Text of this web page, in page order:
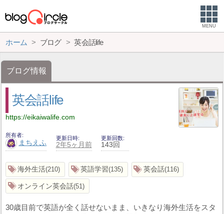
MENU
ホーム ブログ 英会話life
ブログ情報
英会話life
https://eikaiwalife.com
所有者
まちえふ
更新日時
2年5ヶ月前
更新回数
143回
海外生活 210 英語学習 135 英会話 116
オンライン英会話 51
30歳目前で英語が全く話せないまま、いきなり海外生活をスタ